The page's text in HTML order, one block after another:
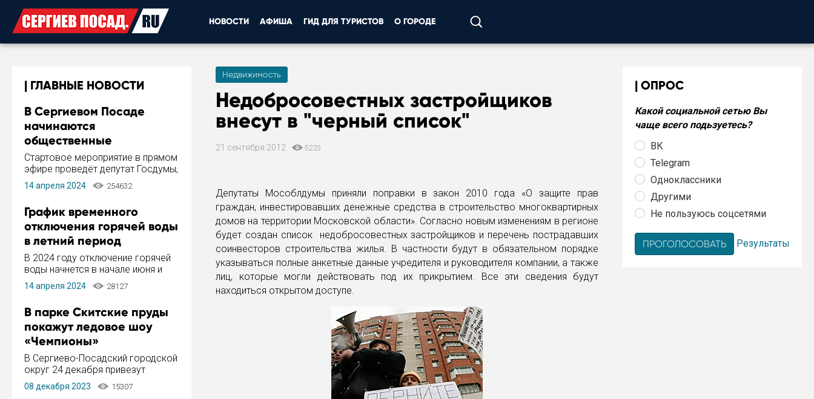
НОВОСТИ АФИША ГИД ДЛЯ ТУРИСТОВ О ГОРОДЕ
ГЛАВНЫЕ НОВОСТИ
В Сергиевом Посаде
начинаются
общественные
обсуждения Стратегии
развития города
Стартовое мероприятие в прямом
эфире проведёт депутат Госдумы,
инициатор и автор Концепции
развития Сергиева Посада и
Пахомов.
14 апреля 2024 254632
График временного
отключения горячей воды
в летний период
В 2024 году отключение горячей
воды начнется в начале июня и
завершится в конце августа.
Период отключения составит не
14 апреля 2024 28127
В парке Скитские пруды
покажут ледовое шоу
«Чемпионы»
В Сергиево-Посадский городской
округ 24 декабря привезут
ледовый тур «Чемпионы»
заслуженного мастера спорта,
08 декабря 2023 15307
Недвижимость
Недобросовестных застройщиков
внесут в "черный список"
21 сентября 2012 5223
Депутаты Мособлдумы приняли поправки в закон 2010 года «О защите прав
граждан, инвестировавших денежные средства в строительство многоквартирных
домов на территории Московской области». Согласно новым изменениям в регионе
будет создан список недобросовестных застройщиков и перечень пострадавших
соинвесторов строительства жилья. В частности будут в обязательном порядке
указываться полные анкетные данные учредителя и руководителя компании, а также
лиц, которые могли действовать под их прикрытием. Все эти сведения будут
находиться открытом доступе.
ОПРОС
Какой социальной сетью Вы
чаще всего подьзуетесь?
ВК
Telegram
Одноклассники
Другими
Не пользуюсь соцсетями
Результаты